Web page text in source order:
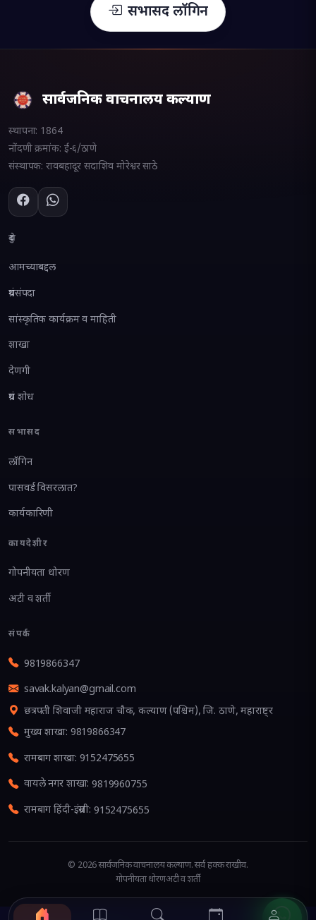
सभासद लॉगिन
सार्वजनिक वाचनालय कल्याण
स्थापना: 1864
नोंदणी क्रमांक: ई-६/ठाणे
संस्थापक: रावबहादूर सदाशिव मोरेश्वर साठे
दुवे
आमच्याबद्दल
ग्रंथसंपदा
सांस्कृतिक कार्यक्रम व माहिती
शाखा
देणगी
ग्रंथ शोध
सभासद
लॉगिन
पासवर्ड विसरलात?
कार्यकारिणी
कायदेशीर
गोपनीयता धोरण
अटी व शर्ती
संपर्क
9819866347
savak.kalyan@gmail.com
छत्रपती शिवाजी महाराज चौक, कल्याण (पश्चिम), जि. ठाणे, महाराष्ट्र
मुख्य शाखा: 9819866347
रामबाग शाखा: 9152475655
वायले नगर शाखा:9819960755
रामबाग हिंदी-इंग्रजी: 9152475655
© 2026सार्वजनिक वाचनालय कल्याण. सर्व हक्क राखीव.
गोपनीयता धोरणअटी व शर्ती